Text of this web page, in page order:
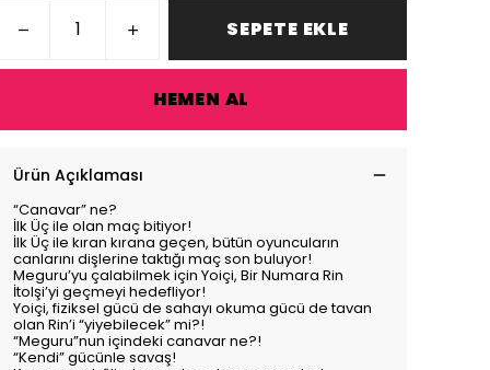
SEPETE EKLE
HEMEN AL
Ürün Açıklaması
“Canavar” ne?
İlk Üç ile olan maç bitiyor!
İlk Üç ile kıran kırana geçen, bütün oyuncuların
canlarını dişlerine taktığı maç son buluyor!
Meguru’yu çalabilmek için Yoiçi, Bir Numara Rin
İtolşi’yi geçmeyi hedefliyor!
Yoiçi, fiziksel gücü de sahayı okuma gücü de tavan
olan Rin’i “yiyebilecek” mi?!
“Meguru”nun içindeki canavar ne?!
“Kendi” gücünle savaş!